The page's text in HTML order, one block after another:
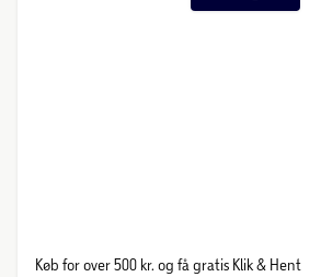
Køb for over 500 kr. og få gratis Klik & Hent